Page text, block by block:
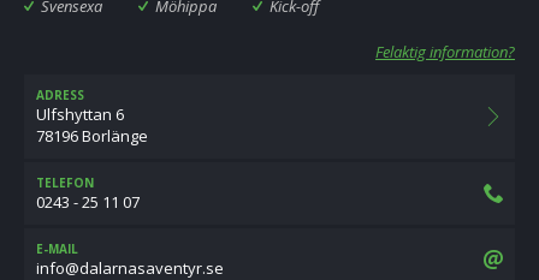
Svensexa Möhippa Kick-off
Felaktig information?
ADRESS
Ulfshyttan 6
78196 Borlänge
TELEFON
0243 - 25 11 07
E-MAIL
es.rytnevasanralad@ofni